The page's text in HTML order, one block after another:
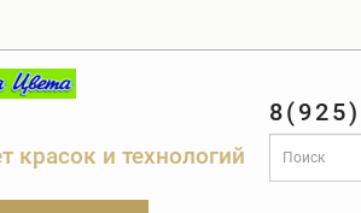
красок и технологий